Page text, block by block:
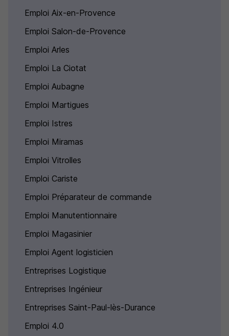
Emploi Aix-en-Provence
Emploi Salon-de-Provence
Emploi Arles
Emploi La Ciotat
Emploi Aubagne
Emploi Martigues
Emploi Istres
Emploi Miramas
Emploi Vitrolles
Emploi Cariste
Emploi Préparateur de commande
Emploi Manutentionnaire
Emploi Magasinier
Emploi Agent logisticien
Entreprises Logistique
Entreprises Ingénieur
Entreprises Saint-Paul-lès-Durance
Emploi 4.0